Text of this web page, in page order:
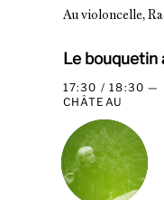
Au violoncelle,
Le bouquetin
17:30 / 18:30
CHÂTEAU